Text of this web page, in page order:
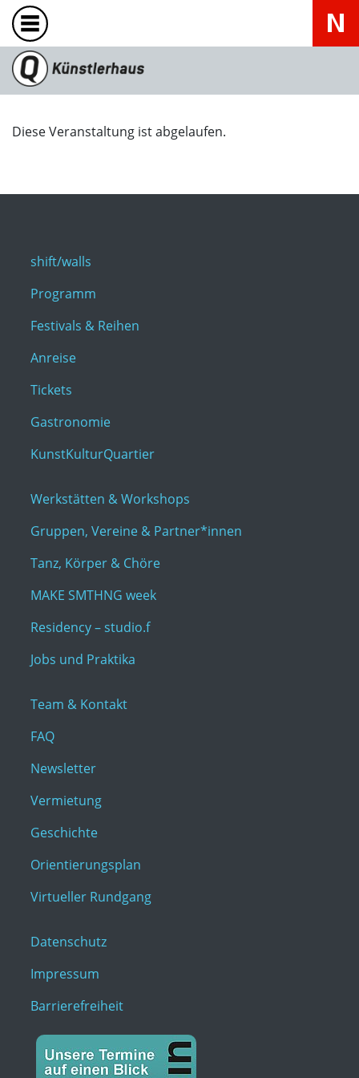
Diese Veranstaltung ist abgelaufen.
shift/walls
Programm
Festivals & Reihen
Anreise
Tickets
Gastronomie
KunstKulturQuartier
Werkstätten & Workshops
Gruppen, Vereine & Partner*innen
Tanz, Körper & Chöre
MAKE SMTHNG week
Residency – studio.f
Jobs und Praktika
Team & Kontakt
FAQ
Newsletter
Vermietung
Geschichte
Orientierungsplan
Virtueller Rundgang
Datenschutz
Impressum
Barrierefreiheit